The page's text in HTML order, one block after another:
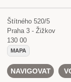
Štítného 520/5
Praha 3 - Žižkov
130 00
MAPA
NAVIGOVAT